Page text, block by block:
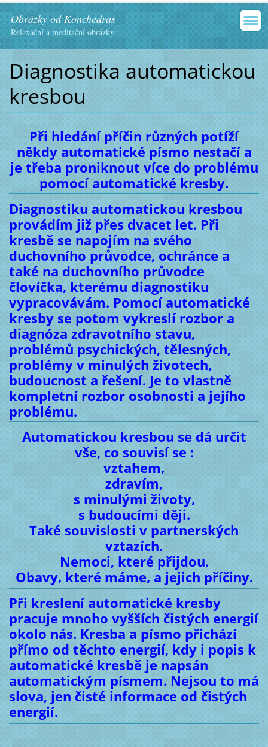
Obrázky od Konchedras
Relaxační a meditační obrázky
Diagnostika automatickou
kresbou
Při hledání příčin různých potíží
někdy automatické písmo nestačí a
je třeba proniknout více do problému
pomocí automatické kresby.
Diagnostiku automatickou kresbou
provádím již přes dvacet let. Při
kresbě se napojím na svého
duchovního průvodce, ochránce a
také na duchovního průvodce
človíčka, kterému diagnostiku
vypracovávám. Pomocí automatické
kresby se potom vykreslí rozbor a
diagnóza zdravotního stavu,
problémů psychických, tělesných,
problémy v minulých životech,
budoucnost a řešení. Je to vlastně
kompletní rozbor osobnosti a jejího
problému.
Automatickou kresbou se dá určit
vše, co souvisí se :
vztahem,
zdravím,
s minulými životy,
s budoucími ději.
Také souvislosti v partnerských
vztazích.
Nemoci, které přijdou.
Obavy, které máme, a jejich příčiny.
Při kreslení automatické kresby
pracuje mnoho vyšších čistých energií
okolo nás. Kresba a písmo přichází
přímo od těchto energií, kdy i popis k
automatické kresbě je napsán
automatickým písmem. Nejsou to má
slova, jen čisté informace od čistých
energií.